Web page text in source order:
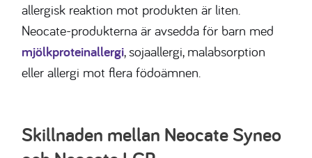
allergisk reaktion mot produkten är liten.
Neocate-produkterna är avsedda för barn med
mjölkproteinallergi, sojaallergi, malabsorption
eller allergi mot flera födoämnen.
Skillnaden mellan Neocate Syneo